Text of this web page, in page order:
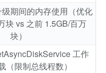
期间的内存使用（优化
块 vs 之前 1.5GB/百万
块）
工作
（限制总线程数）